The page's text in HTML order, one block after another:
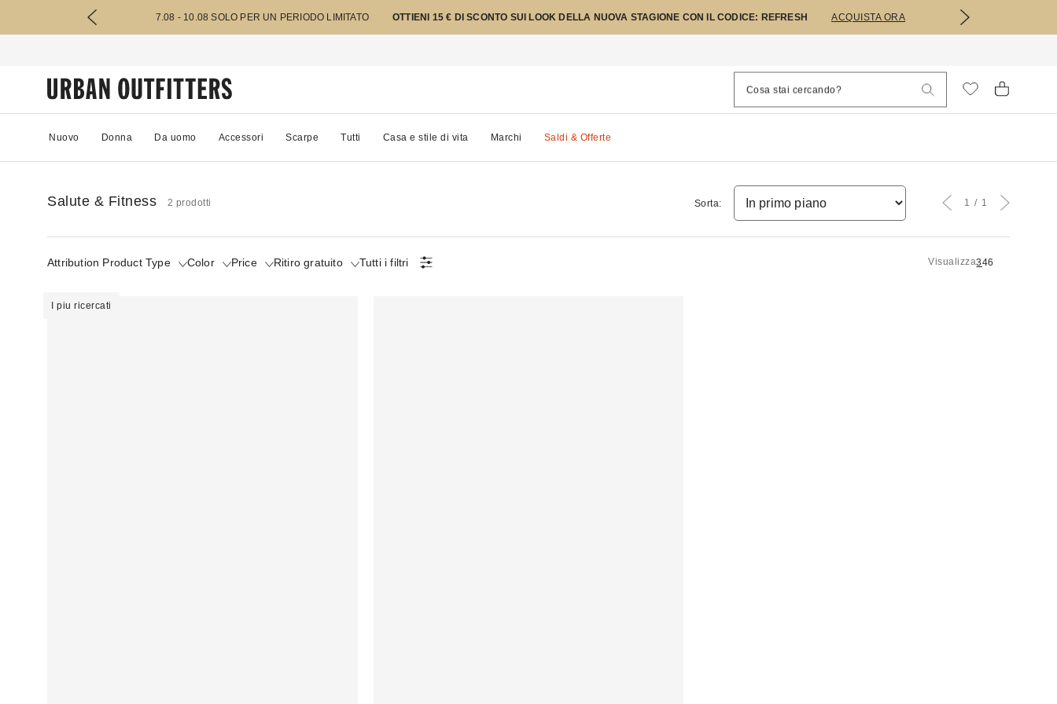
7.08 - 10.08 SOLO PER UN PERIODO LIMITATO OTTIENI 15 € DI SCONTO SUI LOOK DELLA NUOVA STAGIONE CON IL CODICE: REFRESH ACQUISTA ORA
Nuovo Donna Da uomo Accessori Scarpe Tutti Casa e stile di vita Marchi Saldi & Offerte
Salute & Fitness 2 prodotti
Attribution Product Type Color Price Ritiro gratuito Tutti i filtri Visualizza346
Sorta: 1 1
I piu ricercati